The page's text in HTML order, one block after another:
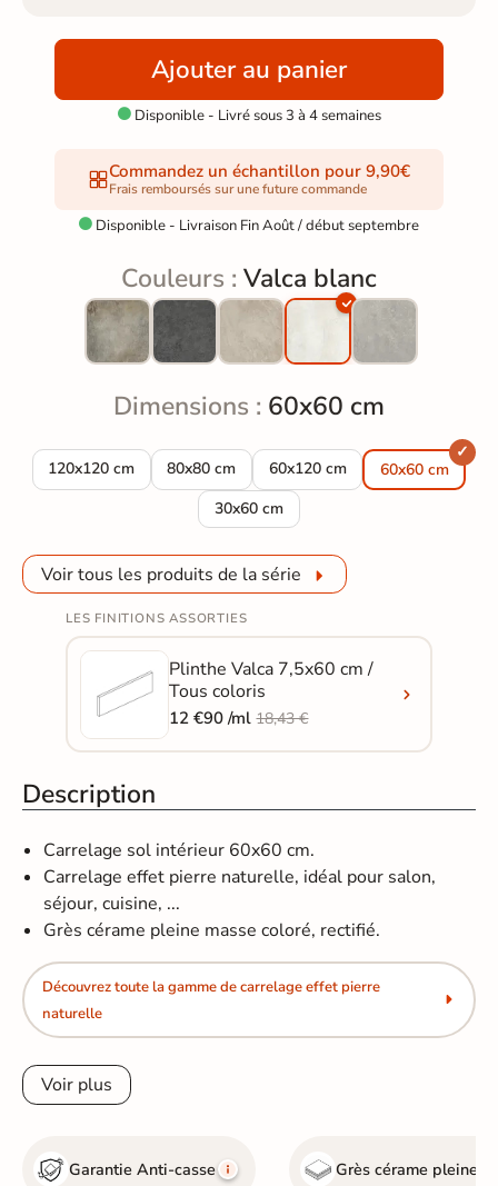
Ajouter au panier
Disponible - Livré sous 3 à 4 semaines
Commandez un échantillon pour 9,90€
Frais remboursés sur une future commande
 Disponible - Livraison Fin Août / début septembre
Couleurs : Valca blanc
Dimensions : 60x60 cm
120x120 cm
Carrelage sol effet pierre Valca blanc 120x120 cm
80x80 cm
Carrelage sol effet pierre Valca blanc 80x80
60x120 cm
Carrelage sol effet pierre Valca
60x60 cm
30x60 cm
Carrelage sol effet pierre Valca blanc
Voir tous les produits de la série
LES FINITIONS ASSORTIES
Plinthe Valca 7,5x60 cm /
Tous coloris
12 €90 /ml18,43 €
Description
Carrelage sol intérieur 60x60 cm.
Carrelage effet pierre naturelle, idéal pour salon,
séjour, cuisine, ...
Grès cérame pleine masse coloré, rectifié.
Découvrez toute la gamme de carrelage effet pierre
naturelle
Voir plus
Garantie Anti-casse Grès cérame pleine